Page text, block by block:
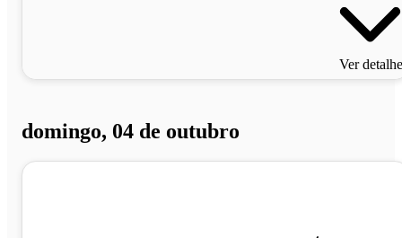
Ver
domingo, 04 de outubro